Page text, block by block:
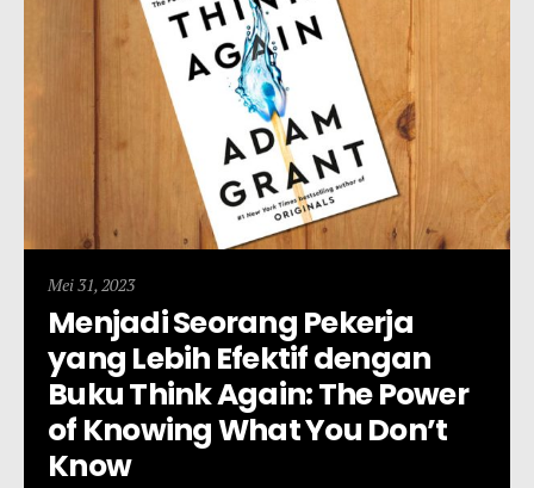
Mei 31, 2023
Menjadi Seorang Pekerja
yang Lebih Efektif dengan
Buku Think Again: The Power
of Knowing What You Don’t
Know